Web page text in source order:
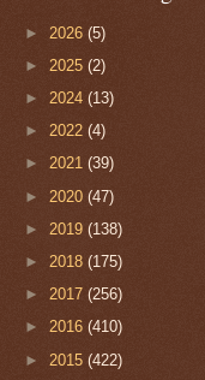
► 2026 (5)
► 2025 (2)
► 2024 (13)
► 2022 (4)
► 2021 (39)
► 2020 (47)
► 2019 (138)
► 2018 (175)
► 2017 (256)
► 2016 (410)
► 2015 (422)